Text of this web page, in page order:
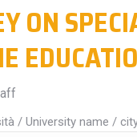
ON
/ University name /